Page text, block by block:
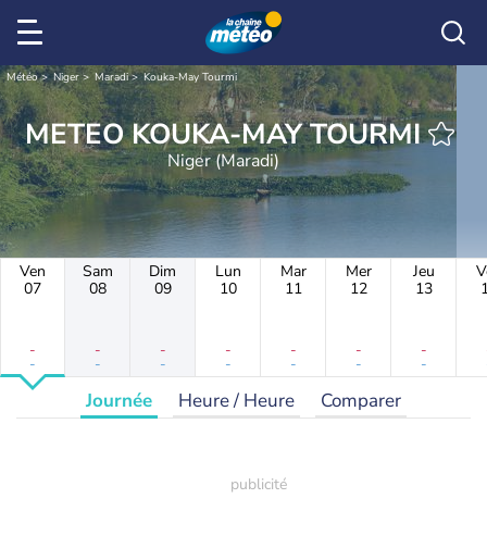
Météo Niger Maradi Kouka-May Tourmi
METEO KOUKA-MAY TOURMI
Niger (Maradi)
Ven
07
-
-
Sam
08
-
-
Dim
09
-
-
Lun
10
-
-
Mar
11
-
-
Mer
12
-
-
Jeu
13
-
-
Journée Heure / Heure Comparer